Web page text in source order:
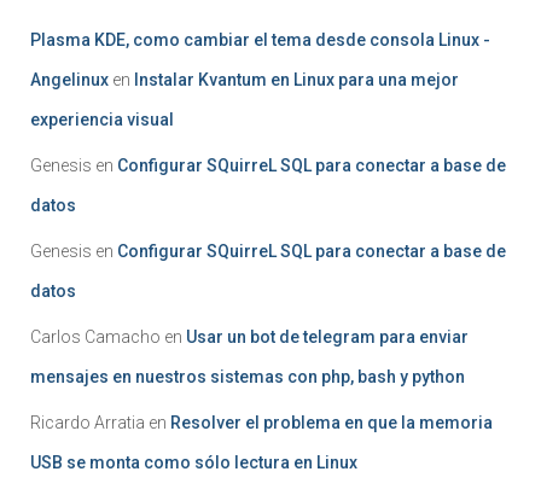
Plasma KDE, como cambiar el tema desde consola Linux -
Angelinux en Instalar Kvantum en Linux para una mejor
experiencia visual
Genesis en Configurar SQuirreL SQL para conectar a base de
datos
Genesis en Configurar SQuirreL SQL para conectar a base de
datos
Carlos Camacho en Usar un bot de telegram para enviar
mensajes en nuestros sistemas con php, bash y python
Ricardo Arratia en Resolver el problema en que la memoria
USB se monta como sólo lectura en Linux